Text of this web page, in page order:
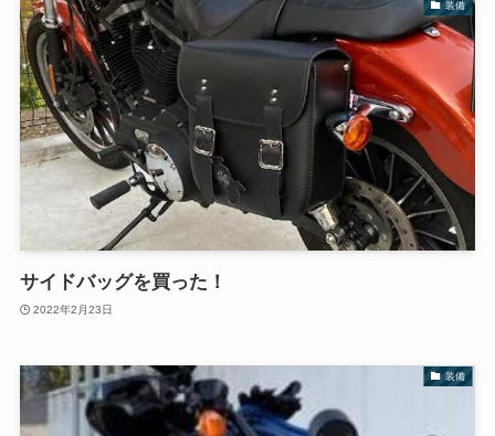
装備
サイドバッグを買った！
2022年2月23日
装備